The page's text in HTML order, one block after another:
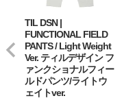
TIL DSN |
FUNCTIONAL FIELD
PANTS / Light Weight
Ver. ティルデザイン フ
ァンクショナルフィー
ルドパンツ/ライトウ
ェイトver.